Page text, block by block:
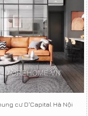
cư D'Capital Hà Nội